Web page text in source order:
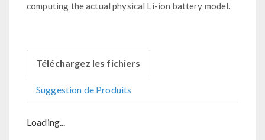
computing the actual physical Li-ion battery model.
Téléchargez les fichiers
Suggestion de Produits
Loading...